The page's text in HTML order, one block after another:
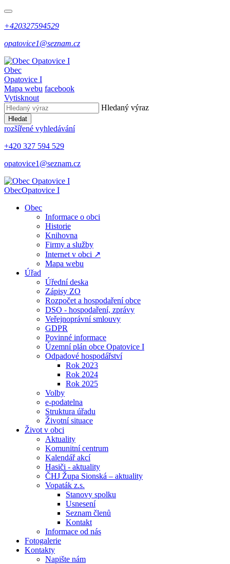
+420327594529
opatovice1@seznam.cz
Obec
Opatovice I
Mapa webu facebook
Vytisknout
Hledaný výraz
Hledat
rozšířené vyhledávání
+420 327 594 529
opatovice1@seznam.cz
ObecOpatovice I
Obec
Informace o obci
Historie
Knihovna
Firmy a služby
Internet v obci ↗
Mapa webu
Úřad
Úřední deska
Zápisy ZO
Rozpočet a hospodaření obce
DSO - hospodaření, zprávy
Veřejnoprávní smlouvy
GDPR
Povinné informace
Územní plán obce Opatovice I
Odpadové hospodářství
Rok 2023
Rok 2024
Rok 2025
Volby
e-podatelna
Struktura úřadu
Životní situace
Život v obci
Aktuality
Komunitní centrum
Kalendář akcí
Hasiči - aktuality
ČHJ Župa Sionská – aktuality
Vopaták z.s.
Stanovy spolku
Usnesení
Seznam členů
Kontakt
Informace od nás
Fotogalerie
Kontakty
Napište nám